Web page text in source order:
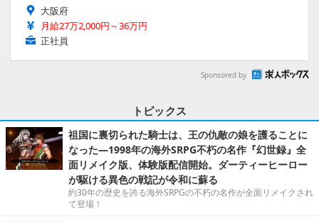
大阪府
月給27万2,000円～36万円
正社員
Sponsored by
トピックス
祖国に裏切られた騎士は、王の仇敵の娘を護ることに
なった―1998年の海外SRPG不朽の名作『幻世録』全
面リメイク版、体験版配信開始。ダーティーヒーロー
が駆ける異色の戦記が令和に蘇る
約30年の歴史を誇る海外SRPGの不朽の名作が全面リメイクされ
て登場！